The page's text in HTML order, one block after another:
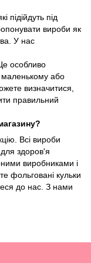
підійдуть під
вироби як
У нас
особливо
маленькому або
визначитися,
правильний
Всі вироби
для здоров'я
виробниками і
фольговані кульки
до нас. З нами